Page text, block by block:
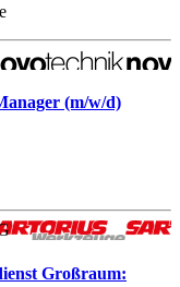
(m/w/d)
Großraum: